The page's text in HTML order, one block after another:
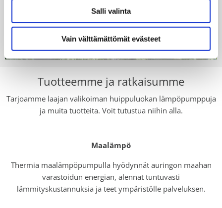
Salli valinta
Vain välttämättömät evästeet
Tuotteemme ja ratkaisumme
Tarjoamme laajan valikoiman huippuluokan lämpöpumppuja
ja muita tuotteita. Voit tutustua niihin alla.
Maalämpö
Thermia maalämpöpumpulla hyödynnät auringon maahan
varastoidun energian, alennat tuntuvasti
lämmityskustannuksia ja teet ympäristölle palveluksen.